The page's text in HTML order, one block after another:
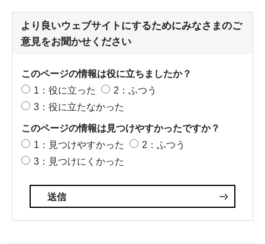
より良いウェブサイトにするためにみなさまのご
意見をお聞かせください
このページの情報は役に立ちましたか？
1：役に立った
2：ふつう
3：役に立たなかった
このページの情報は見つけやすかったですか？
1：見つけやすかった
2：ふつう
3：見つけにくかった